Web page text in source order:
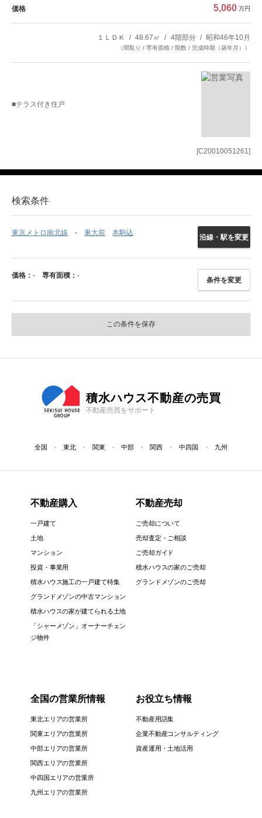
[C20010051261]
価格 5,060 万円
１ＬＤＫ 48.67㎡ 4階部分 昭和46年10月
（間取り / 専有面積 / 階数 / 完成時期（築年月））
■テラス付き住戸
検索条件
東京メトロ南北線 東大前 本駒込
沿線・駅を変更
価格： - 専有面積： -
条件を変更
この条件を保存
積水ハウス不動産の売買
不動産売買をサポート
全国 東北 関東 中部 関西 中四国 九州
不動産購入
一戸建て
土地
マンション
投資・事業用
積水ハウス施工の一戸建て特集
グランドメゾンの中古マンション
積水ハウスの家が建てられる土地
「シャーメゾン」オーナーチェン
ジ物件
不動産売却
ご売却について
売却査定・ご相談
ご売却ガイド
積水ハウスの家のご売却
グランドメゾンのご売却
全国の営業所情報
東北エリアの営業所
関東エリアの営業所
中部エリアの営業所
関西エリアの営業所
中四国エリアの営業所
九州エリアの営業所
お役立ち情報
不動産用語集
企業不動産コンサルティング
資産運用・土地活用